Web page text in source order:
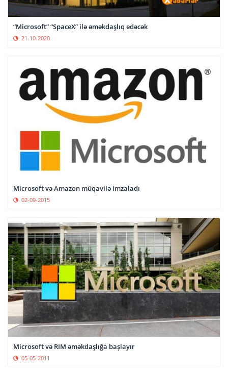
“Microsoft” “SpaceX” ilə əməkdaşlıq edəcək
21-10-2020
Microsoft və Amazon müqavilə imzaladı
02-09-2015
Microsoft və RIM əməkdaşlığa başlayır
05-05-2011